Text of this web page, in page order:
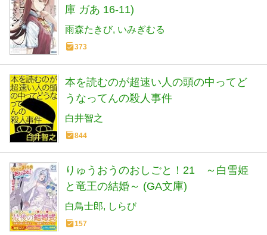
庫 ガあ 16-11)
雨森たきび いみぎむる
373
本を読むのが超速い人の頭の中ってど
うなってんの殺人事件
白井智之
844
りゅうおうのおしごと！21 ～白雪姫
と竜王の結婚～ (GA文庫)
白鳥士郎 しらび
157